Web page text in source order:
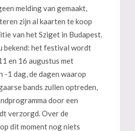
melding van gemaakt,
zijn al kaarten te koop
van het Sziget in Budapest.
bekend: het festival wordt
en 16 augustus met
-1 dag, de dagen waarop
bands zullen optreden,
door een
verzorgd. Over de
dit moment nog niets